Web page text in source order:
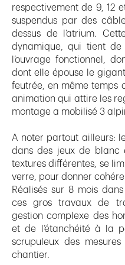
respectivement de 9, 12
suspendus par des
dessus de l’atrium.
dynamique, qui tient de
l’ouvrage fonctionnel,
dont elle épouse le
feutrée, en même temps
animation qui attire les
montage a mobilisé 3
A noter partout ailleurs:
dans des jeux de blanc
textures différentes, se
verre, pour donner
Réalisés sur 8 mois
ces gros travaux de
gestion complexe des
et de l’étanchéité à la
scrupuleux des
chantier.